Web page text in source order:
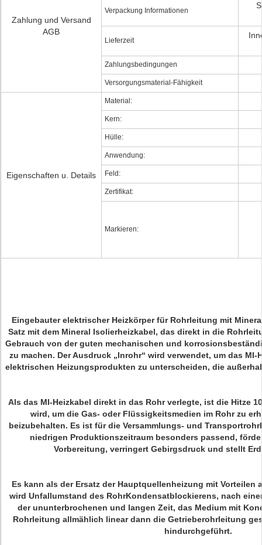
Zahlung und Versand
AGB
Verpackung Informationen
Lieferzeit
Zahlungsbedingungen
Versorgungsmaterial-Fähigkeit
Eigenschaften u. Details
Material:
Kern:
Hülle:
Anwendung:
Feld:
Zertifikat:
Markieren:
Eingebauter elektrischer Heizkörper für Rohrleitung mit
Satz mit dem Mineral Isolierheizkabel, das direkt in die
Gebrauch von der guten mechanischen und
zu machen. Der Ausdruck „Inrohr“ wird verwendet, um das
elektrischen Heizungsprodukten zu unterscheiden, die
Als das MI-Heizkabel direkt in das Rohr verlegte, ist die Hitze
wird, um die Gas- oder Flüssigkeitsmedien im Rohr zu
beizubehalten. Es ist für die Versammlungs- und
niedrigen Produktionszeitraum besonders passend,
Vorbereitung, verringert Gebirgsdruck und stellt
Es kann als der Ersatz der Hauptquellenheizung mit Vorteilen
wird Unfallumstand des RohrKondensatblockierens, nach
der ununterbrochenen und langen Zeit, das Medium mit
Rohrleitung allmählich linear dann die Getrieberohrleitung
hindurchgeführt.